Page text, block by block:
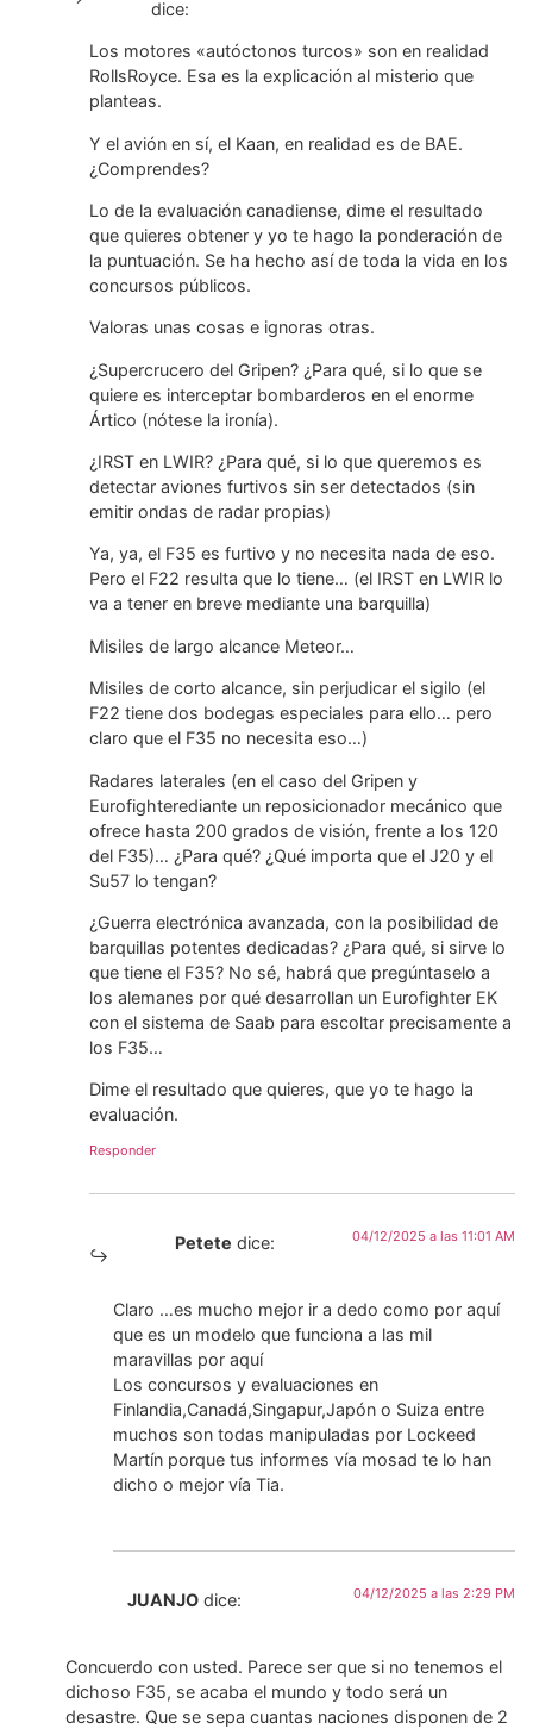
dice:
Los motores «autóctonos turcos» son en realidad
RollsRoyce. Esa es la explicación al misterio que
planteas.
Y el avión en sí, el Kaan, en realidad es de BAE.
¿Comprendes?
Lo de la evaluación canadiense, dime el resultado
que quieres obtener y yo te hago la ponderación de
la puntuación. Se ha hecho así de toda la vida en los
concursos públicos.
Valoras unas cosas e ignoras otras.
¿Supercrucero del Gripen? ¿Para qué, si lo que se
quiere es interceptar bombarderos en el enorme
Ártico (nótese la ironía).
¿IRST en LWIR? ¿Para qué, si lo que queremos es
detectar aviones furtivos sin ser detectados (sin
emitir ondas de radar propias)
Ya, ya, el F35 es furtivo y no necesita nada de eso.
Pero el F22 resulta que lo tiene… (el IRST en LWIR lo
va a tener en breve mediante una barquilla)
Misiles de largo alcance Meteor…
Misiles de corto alcance, sin perjudicar el sigilo (el
F22 tiene dos bodegas especiales para ello… pero
claro que el F35 no necesita eso…)
Radares laterales (en el caso del Gripen y
Eurofighterediante un reposicionador mecánico que
ofrece hasta 200 grados de visión, frente a los 120
del F35)… ¿Para qué? ¿Qué importa que el J20 y el
Su57 lo tengan?
¿Guerra electrónica avanzada, con la posibilidad de
barquillas potentes dedicadas? ¿Para qué, si sirve lo
que tiene el F35? No sé, habrá que pregúntaselo a
los alemanes por qué desarrollan un Eurofighter EK
con el sistema de Saab para escoltar precisamente a
los F35…
Dime el resultado que quieres, que yo te hago la
evaluación.
Responder
Petete dice: 04/12/2025 a las 11:01 AM
Claro …es mucho mejor ir a dedo como por aquí
que es un modelo que funciona a las mil
maravillas por aquí
Los concursos y evaluaciones en
Finlandia,Canadá,Singapur,Japón o Suiza entre
muchos son todas manipuladas por Lockeed
Martín porque tus informes vía mosad te lo han
dicho o mejor vía Tia.
JUANJO dice: 04/12/2025 a las 2:29 PM
Concuerdo con usted. Parece ser que si no tenemos el
dichoso F35, se acaba el mundo y todo será un
desastre. Que se sepa cuantas naciones disponen de 2